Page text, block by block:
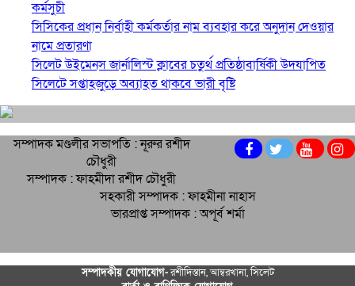
কর্মসুচী
সিসিকের প্রধান নির্বাহী কর্মকর্তার নাম ব্যবহার করে অনুদান দেওয়ার
নামে প্রতারণা
সিলেট উইমেনস জার্নালিস্ট ক্লাবের চতুর্থ প্রতিষ্ঠাবার্ষিকী উদযাপিত
সিলেটে সপ্তাহজুড়ে অব্যাহত থাকবে ভারী বৃষ্টি
সম্পাদক মণ্ডলীর সভাপতি : নূরুর রশীদ
চৌধুরী
সম্পাদক : ফাহমীদা রশীদ চৌধুরী
সহকারী সম্পাদক : ফাহমীনা নাহাস
ভারপ্রাপ্ত সম্পাদক : অপূর্ব শর্মা
সম্পাদকীয় যােগাযোগ-রশীদিস্তান, আম্বরখানা, সিলেট